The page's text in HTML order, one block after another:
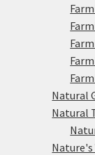
Natural
Natural